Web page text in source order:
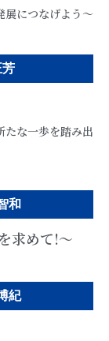
展につなげよう〜
たな一歩を踏み出
和
求めて!〜
紀